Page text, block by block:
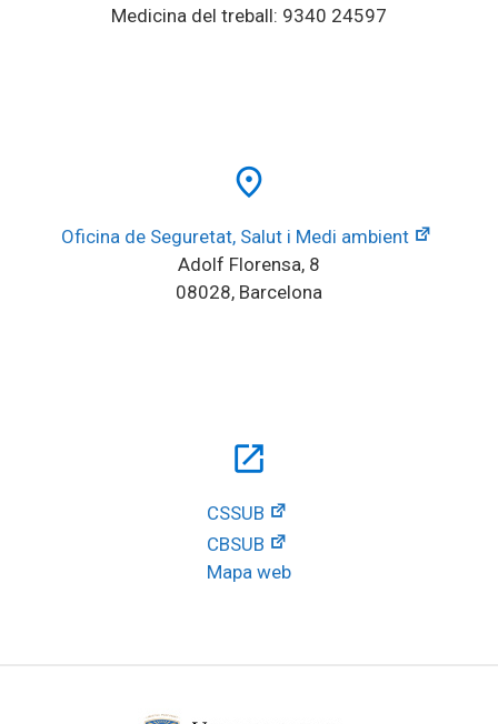
Medicina del treball: 9340 24597
place
Oficina de Seguretat, Salut i Medi ambient
Adolf Florensa, 8
08028, Barcelona
open_in_new
CSSUB
CBSUB
Mapa web